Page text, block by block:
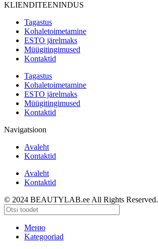
KLIENDITEENINDUS
Tagastus
Kohaletoimetamine
ESTO järelmaks
Müügitingimused
Kontaktid
Tagastus
Kohaletoimetamine
ESTO järelmaks
Müügitingimused
Kontaktid
Navigatsioon
Avaleht
Kontaktid
Avaleht
Kontaktid
© 2024 BEAUTYLAB.ee All Rights Reserved.
Меню
Kategooriad